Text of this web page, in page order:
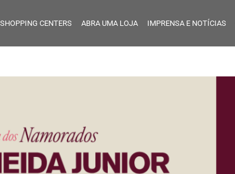
SHOPPING CENTERS ABRA UMA LOJA IMPRENSA E NOTÍCIAS